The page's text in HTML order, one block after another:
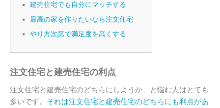
建売住宅でも自分にマッチする
最高の家を作りたいなら注文住宅
やり方次第で満足度を高くする
注文住宅と建売住宅の利点
注文住宅と建売住宅のどちらにしようか、と悩む人はとても
多いです。 それは注文住宅と建売住宅のどちらにも利点があ